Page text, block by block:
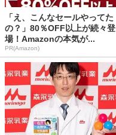
「え、こんなセールやってた
の？」80％OFF以上が続々登
場！Amazonの本気が...
PR(Amazon)